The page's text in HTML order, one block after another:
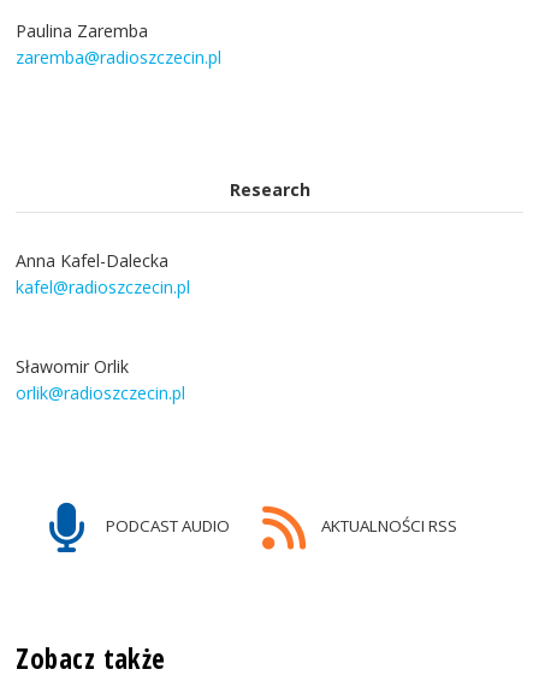
Paulina Zaremba
zaremba@radioszczecin.pl
Research
Anna Kafel-Dalecka
kafel@radioszczecin.pl
Sławomir Orlik
orlik@radioszczecin.pl
PODCAST AUDIO AKTUALNOŚCI RSS
Zobacz także